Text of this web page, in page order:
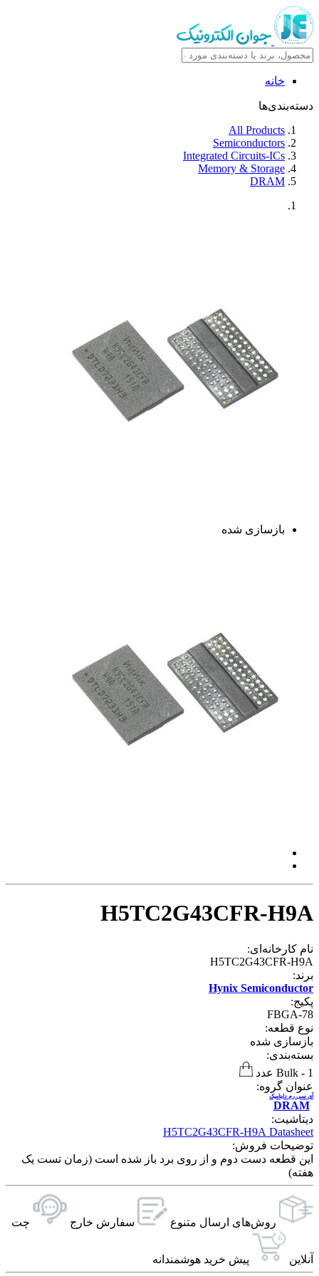
خانه
دسته‌بندی‌ها
All Products
Semiconductors
Integrated Circuits-ICs
Memory & Storage
DRAM
بازسازی شده
H5TC2G43CFR-H9A
نام کارخانه‌ای:
H5TC2G43CFR-H9A
برند:
Hynix Semiconductor
پکیج:
FBGA-78
نوع قطعه:
بازسازی شده
بسته‌بندی:
Bulk - 1 عدد
عنوان گروه:
DRAM
آی سی رم داینامیک
دیتاشیت:
H5TC2G43CFR-H9A Datasheet
توضیحات فروش:
این قطعه دست دوم و از روی برد باز شده است (زمان تست یک
هفته)
روش‌های ارسال‌ متنوع سفارش خارج چت
آنلاین پیش خرید هوشمندانه